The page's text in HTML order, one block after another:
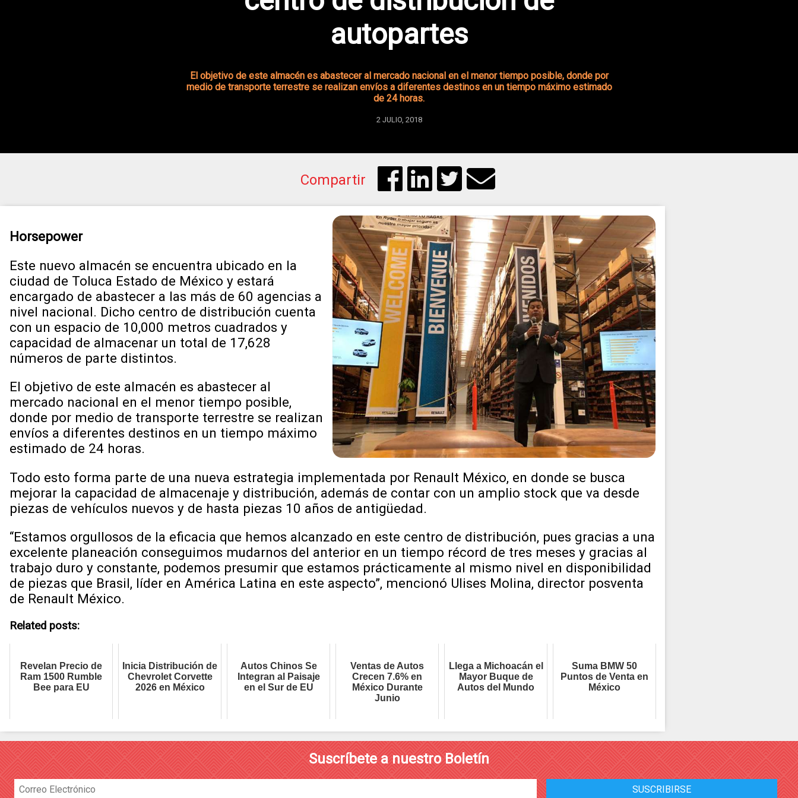
autopartes
El objetivo de este almacén es abastecer al mercado nacional en el menor tiempo posible, donde por
medio de transporte terrestre se realizan envíos a diferentes destinos en un tiempo máximo estimado
de 24 horas.
2 JULIO, 2018
Compartir
Horsepower
Este nuevo almacén se encuentra ubicado en la
ciudad de Toluca Estado de México y estará
encargado de abastecer a las más de 60 agencias a
nivel nacional. Dicho centro de distribución cuenta
con un espacio de 10,000 metros cuadrados y
capacidad de almacenar un total de 17,628
números de parte distintos.
El objetivo de este almacén es abastecer al
mercado nacional en el menor tiempo posible,
donde por medio de transporte terrestre se realizan
envíos a diferentes destinos en un tiempo máximo
estimado de 24 horas.
Todo esto forma parte de una nueva estrategia implementada por Renault México, en donde se busca
mejorar la capacidad de almacenaje y distribución, además de contar con un amplio stock que va desde
piezas de vehículos nuevos y de hasta piezas 10 años de antigüedad.
“Estamos orgullosos de la eficacia que hemos alcanzado en este centro de distribución, pues gracias a una
excelente planeación conseguimos mudarnos del anterior en un tiempo récord de tres meses y gracias al
trabajo duro y constante, podemos presumir que estamos prácticamente al mismo nivel en disponibilidad
de piezas que Brasil, líder en América Latina en este aspecto”, mencionó Ulises Molina, director posventa
de Renault México.
Related posts:
Revelan Precio de
Ram 1500 Rumble
Bee para EU
Inicia Distribución de
Chevrolet Corvette
2026 en México
Autos Chinos Se
Integran al Paisaje
en el Sur de EU
Ventas de Autos
Crecen 7.6% en
México Durante
Junio
Llega a Michoacán el
Mayor Buque de
Autos del Mundo
Suma BMW 50
Puntos de Venta en
México
Suscríbete a nuestro Boletín